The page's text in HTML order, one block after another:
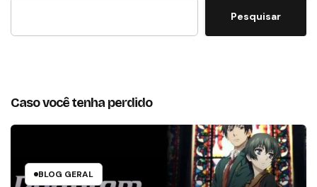
Pesquisar
Caso você tenha perdido
BLOG GERAL